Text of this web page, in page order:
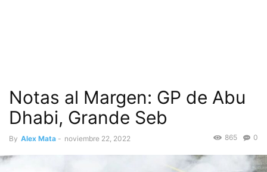
Notas al Margen: GP de Abu
Dhabi, Grande Seb
By Alex Mata - noviembre 22, 2022 0
865